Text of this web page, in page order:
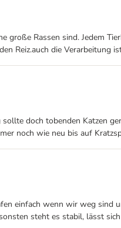
große Rassen sind. Jedem
Reiz.auch die Verarbeitung
doch tobenden Katzen
noch wie neu bis auf
einfach wenn wir weg sind
steht es stabil, lässt